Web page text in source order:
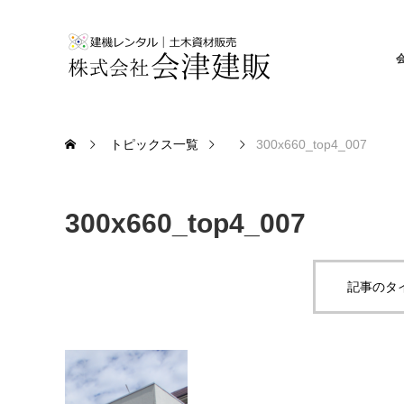
トピックス一覧 300x660_top4_007
300x660_top4_007
記事のタ